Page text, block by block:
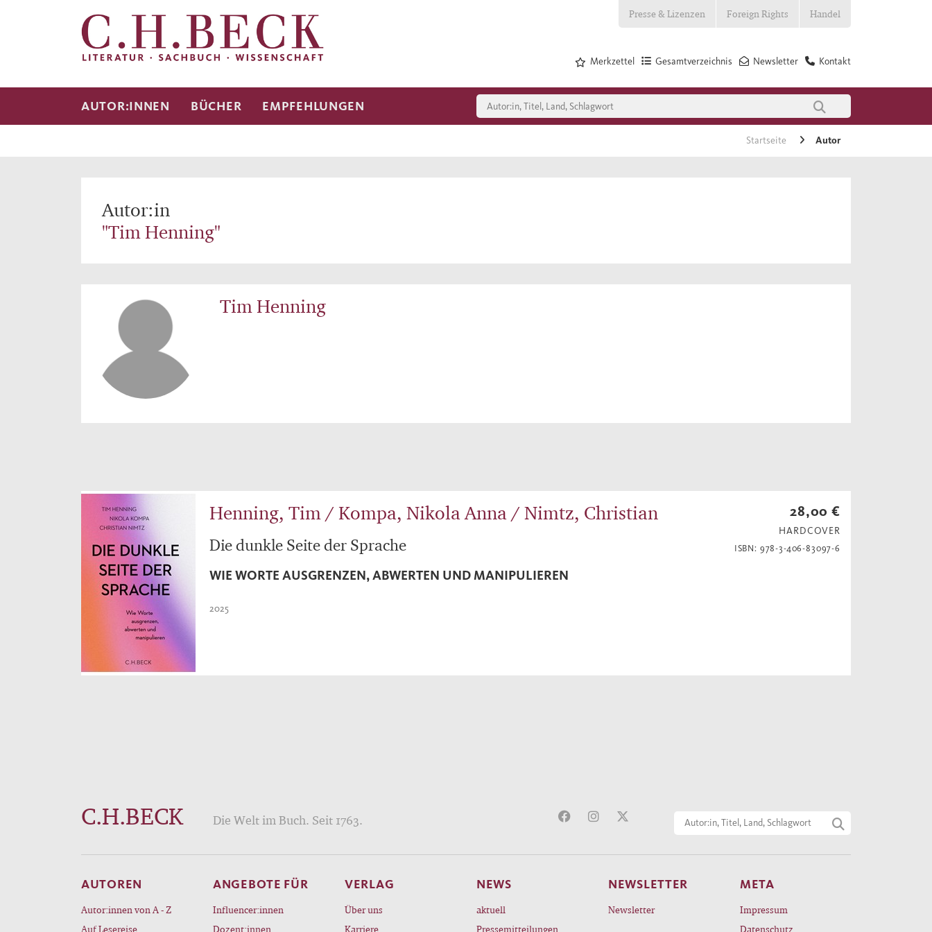
Presse & Lizenzen Foreign Rights Handel
Kontakt
Newsletter
Gesamtverzeichnis
Merkzettel
AUTOR:INNEN BÜCHER EMPFEHLUNGEN
Startseite Autor
Autor:in
"Tim Henning"
Tim Henning
Henning, Tim / Kompa, Nikola Anna / Nimtz, Christian
Die dunkle Seite der Sprache
WIE WORTE AUSGRENZEN, ABWERTEN UND MANIPULIEREN
2025
28,00 €
HARDCOVER
ISBN: 978-3-406-83097-6
C.H.BECK Die Welt im Buch. Seit 1763.
AUTOREN
Autor:innen von A - Z
Auf Lesereise
ANGEBOTE FÜR
Influencer:innen
Dozent:innen
VERLAG
Über uns
Karriere
NEWS
aktuell
Pressemitteilungen
NEWSLETTER
Newsletter
META
Impressum
Datenschutz